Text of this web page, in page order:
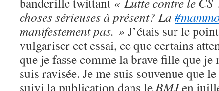
choses sérieuses à présent? La
manifestement pas. » J’étais sur le
vulgariser cet essai, ce que certains
que je fasse comme la brave fille que je
suis ravisée. Je me suis souvenue que
suivi la publication dans leBMJen